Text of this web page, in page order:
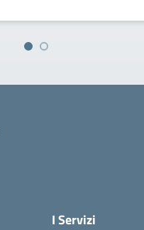
I Servizi